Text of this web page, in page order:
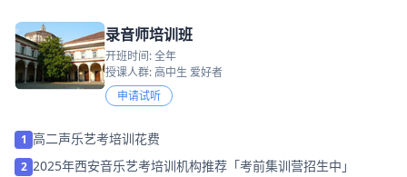
录音师培训班
开班时间: 全年
授课人群: 高中生 爱好者
申请试听
1 高二声乐艺考培训花费
2 2025年西安音乐艺考培训机构推荐「考前集训营招生中」